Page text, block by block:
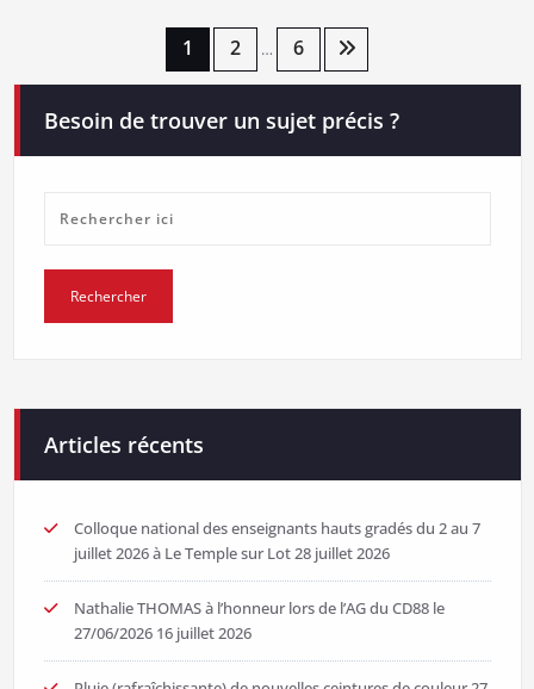
publications
1 2 … 6
Besoin de trouver un sujet précis ?
Articles récents
Colloque national des enseignants hauts gradés du 2 au 7
juillet 2026 à Le Temple sur Lot28 juillet 2026
Nathalie THOMAS à l’honneur lors de l’AG du CD88 le
27/06/2026 16 juillet 2026